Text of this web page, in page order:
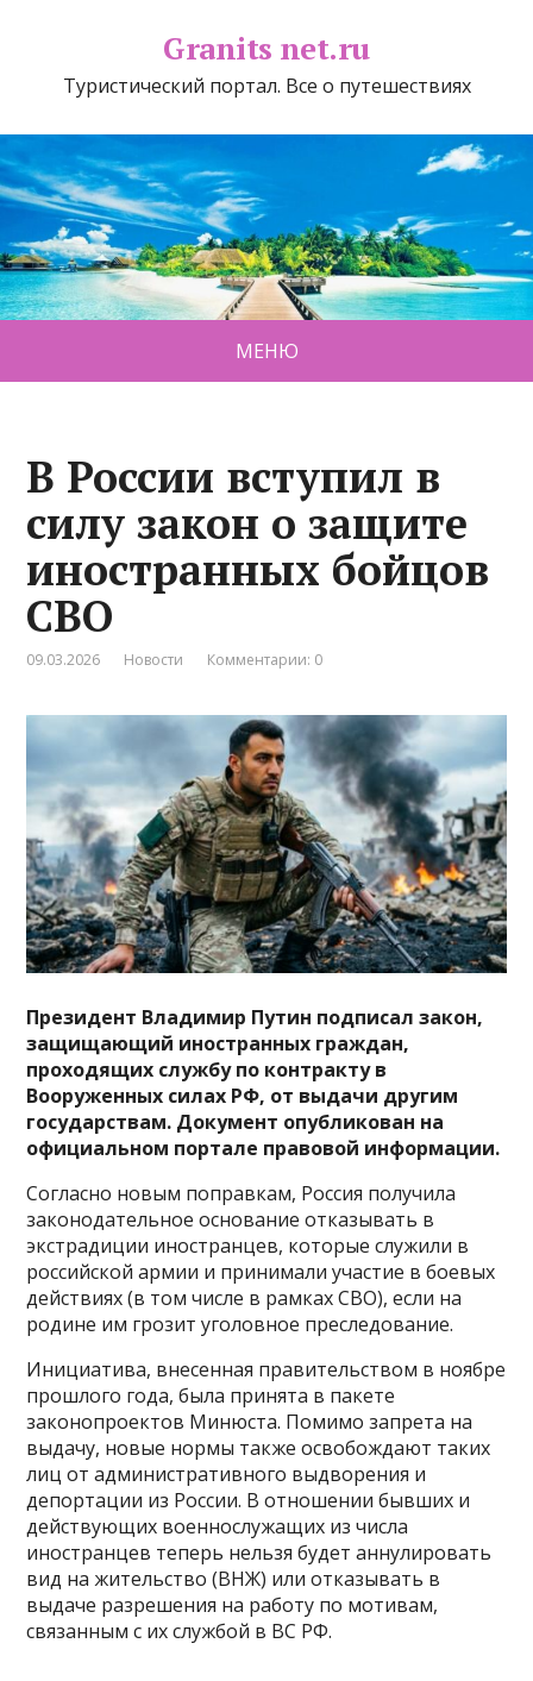
Granits net.ru
Туристический портал. Все о путешествиях
МЕНЮ
В России вступил в
силу закон о защите
иностранных бойцов
СВО
09.03.2026 Новости Комментарии: 0
Президент Владимир Путин подписал закон,
защищающий иностранных граждан,
проходящих службу по контракту в
Вооруженных силах РФ, от выдачи другим
государствам. Документ опубликован на
официальном портале правовой информации.
Согласно новым поправкам, Россия получила
законодательное основание отказывать в
экстрадиции иностранцев, которые служили в
российской армии и принимали участие в боевых
действиях (в том числе в рамках СВО), если на
родине им грозит уголовное преследование.
Инициатива, внесенная правительством в ноябре
прошлого года, была принята в пакете
законопроектов Минюста. Помимо запрета на
выдачу, новые нормы также освобождают таких
лиц от административного выдворения и
депортации из России. В отношении бывших и
действующих военнослужащих из числа
иностранцев теперь нельзя будет аннулировать
вид на жительство (ВНЖ) или отказывать в
выдаче разрешения на работу по мотивам,
связанным с их службой в ВС РФ.